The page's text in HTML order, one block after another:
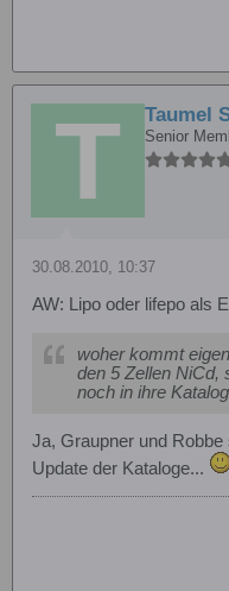
Taumel
Senior
30.08.2010, 10:37
AW: Lipo oder lifepo als
woher kommt
den 5 Zellen NiCd,
noch in ihre
Ja, Graupner und
Update der Kataloge...